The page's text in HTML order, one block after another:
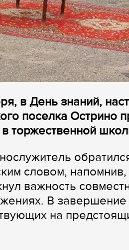
в День знаний,
поселка Острино
в торжественной
словом,
важность
В
на